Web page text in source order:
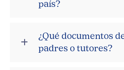
país?
¿Qué documentos
padres o tutores?